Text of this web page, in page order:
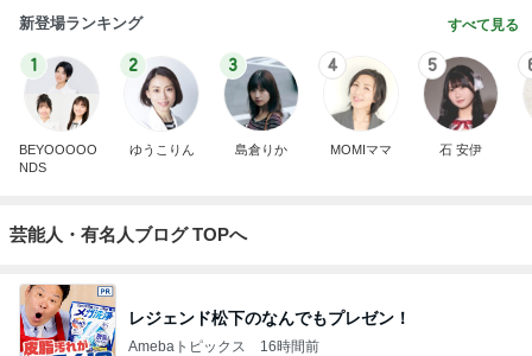
新登場ランキング すべて見る
1
BEYOOOOO
NDS
2
ゆうこりん
3
島倉りか
4
MOMIママ
5
石 安伊
芸能人・有名人ブログ TOPへ
レジェンド松下のなんでもプレゼン！
Amebaトピックス 16時間前